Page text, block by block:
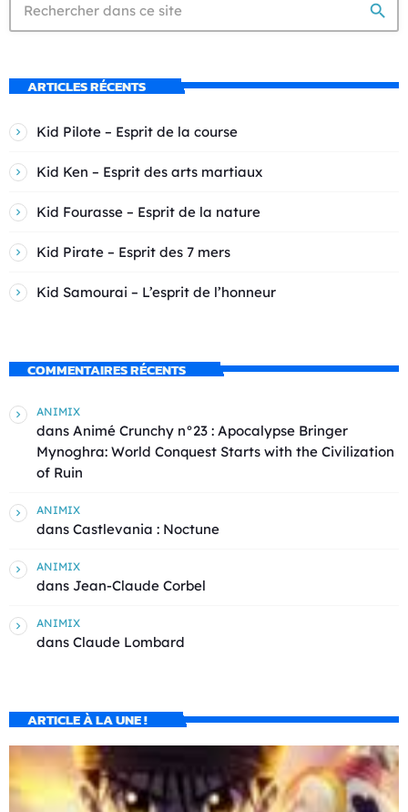
search
ARTICLES RÉCENTS
Kid Pilote – Esprit de la course
Kid Ken – Esprit des arts martiaux
Kid Fourasse – Esprit de la nature
Kid Pirate – Esprit des 7 mers
Kid Samourai – L’esprit de l’honneur
COMMENTAIRES RÉCENTS
ANIMIX
dans Animé Crunchy n°23 : Apocalypse Bringer
Mynoghra: World Conquest Starts with the Civilization
of Ruin
ANIMIX
dans Castlevania : Noctune
ANIMIX
dans Jean-Claude Corbel
ANIMIX
dans Claude Lombard
ARTICLE À LA UNE !